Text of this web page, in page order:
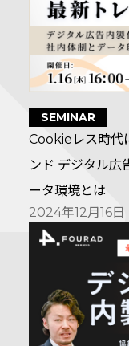
SEMINAR
Cookieレス時代
ンド デジタル広
ータ環境とは
2024年12月16日